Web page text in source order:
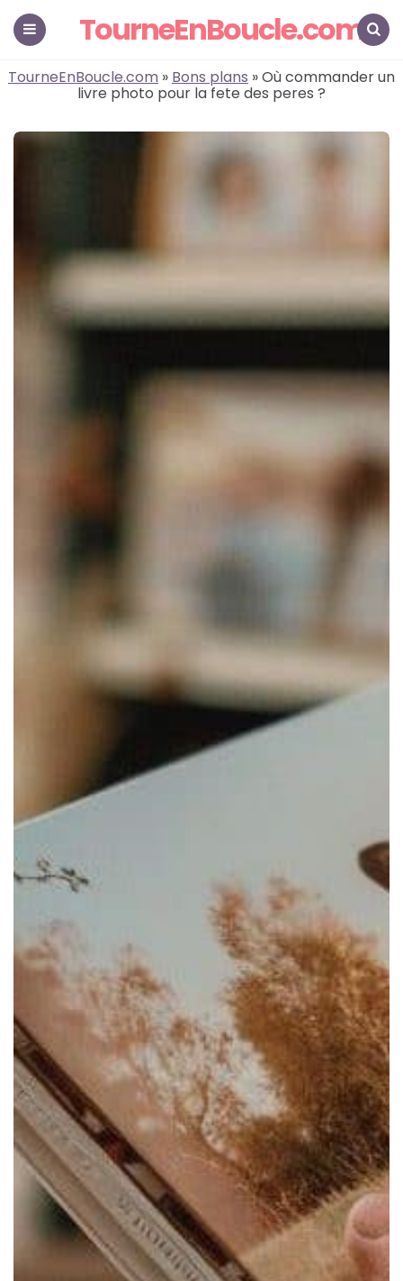
TourneEnBoucle.com
TourneEnBoucle.com » Bons plans » Où commander un
livre photo pour la fete des peres ?